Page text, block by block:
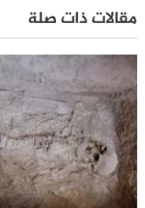
مقالات ذات صلة